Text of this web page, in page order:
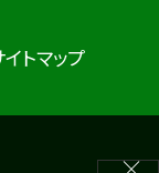
イトマップ